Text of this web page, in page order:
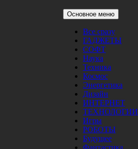
Основное меню
Все сразу
ГАДЖЕТЫ
СОФТ
Наука
Техника
Космос
Энергетика
Дизайн
ИНТЕРНЕТ
ТЕХНОЛОГИИ
Игры
РОБОТЫ
Будущее
Фантастика